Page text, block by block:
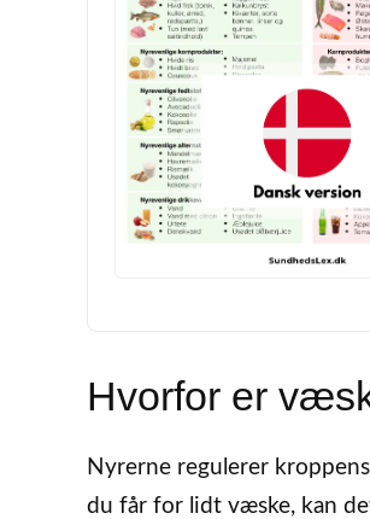
Hvorfor er
Nyrerne regulerer
du får for lidt væske, kan